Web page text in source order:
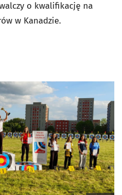
o kwalifikację na
w Kanadzie.